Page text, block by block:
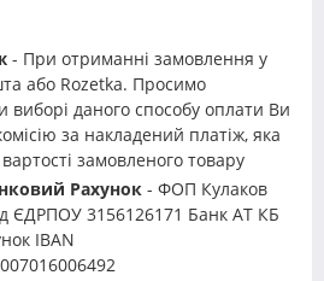
- При отриманні замовлення у
або Rozetka. Просимо
виборі даного способу оплати Ви
за накладений платіж, яка
замовленого товару
Рахунок - ФОП Кулаков
ЄДРПОУ 3156126171 Банк АТ КБ
IBAN